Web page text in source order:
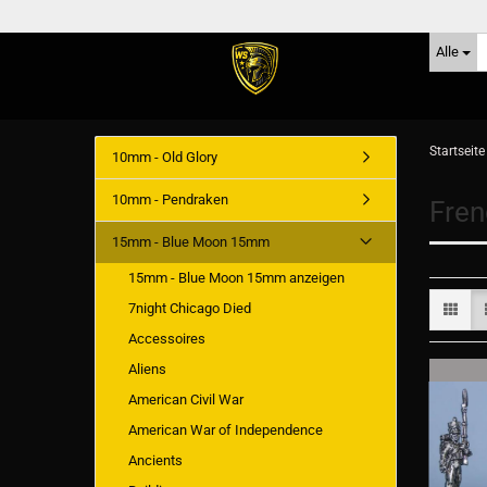
Alle
Startseite
10mm - Old Glory
10mm - Pendraken
15mm - Blue Moon 15mm
15mm - Blue Moon 15mm anzeigen
7night Chicago Died
Accessoires
Aliens
American Civil War
American War of Independence
Ancients